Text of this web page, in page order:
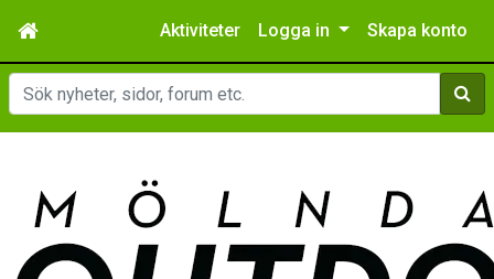
Aktiviteter Logga in Skapa konto
Sök